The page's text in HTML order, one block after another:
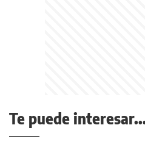
Te puede